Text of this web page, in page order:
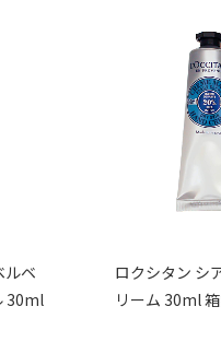
ルベ
30ml
ロクシタン シ
リーム 30ml